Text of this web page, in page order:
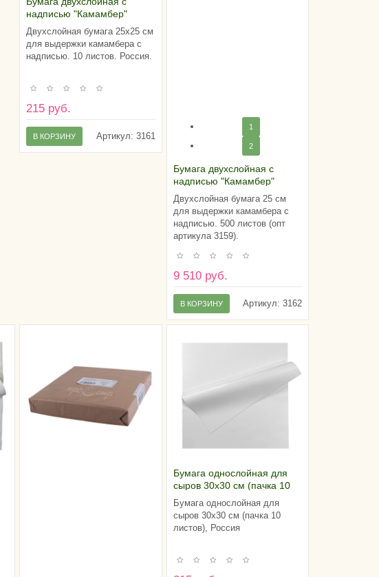
надписью "Камамбер"
(25х25 см), Россия (пачка
10 листов)
Двухслойная бумага 25х25 см
для выдержки камамбера с
надписью. 10 листов. Россия.
215 руб.
Артикул: 3161
В КОРЗИНУ
1
2
Бумага двухслойная с
надписью "Камамбер"
(25х25 см), (пачка 500
листов) Россия
Двухслойная бумага 25 см
для выдержки камамбера с
надписью. 500 листов (опт
артикула 3159).
9 510 руб.
Артикул: 3162
В КОРЗИНУ
Бумага однослойная для
сыров 30х30 см (пачка 10
листов), Россия
Бумага однослойная для
сыров 30х30 см (пачка 10
листов), Россия